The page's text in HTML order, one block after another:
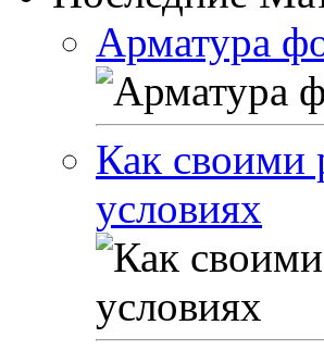
Арматура
Как своими
условиях